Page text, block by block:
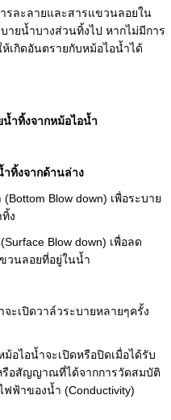
รละลายและสารแขวนลอยใน
ายน้ำบางส่วนทิ้งไป หากไม่มีการ
เกิดอันตรายกับหม้อไอน้ำได้
ำทิ้งจากหม้อไอน้ำ
ทิ้งจากด้านล่าง
Blow down) เพื่อระบาย
ง
Blow down) เพื่อลด
วนลอยที่อยู่ในน้ำ
ะเปิดวาล์วระบายหลายๆครั้ง
อไอน้ำจะเปิดหรือปิดเมื่อได้รับ
รือสัญญาณที่ได้จากการวัดสมบัติ
ฟ้าของน้ำ (Conductivity)